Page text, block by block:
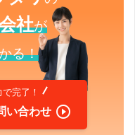
社が
る！
完了！
い合わせ 